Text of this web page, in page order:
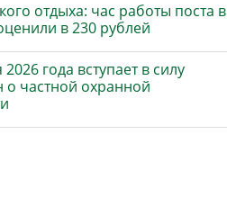
отдыха: час работы поста в
в 230 рублей
года вступает в силу
о частной охранной